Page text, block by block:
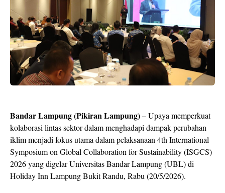
Bandar Lampung (Pikiran Lampung)– Upaya memperkuat
kolaborasi lintas sektor dalam menghadapi dampak perubahan
iklim menjadi fokus utama dalam pelaksanaan 4th International
Symposium on Global Collaboration for Sustainability (ISGCS)
2026 yang digelar Universitas Bandar Lampung (UBL) di
Holiday Inn Lampung Bukit Randu, Rabu (20/5/2026).